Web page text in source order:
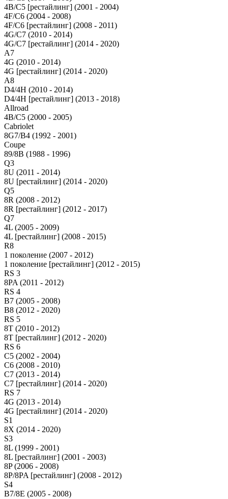
4B/C5 [рестайлинг] (2001 - 2004)
4F/C6 (2004 - 2008)
4F/C6 [рестайлинг] (2008 - 2011)
4G/C7 (2010 - 2014)
4G/C7 [рестайлинг] (2014 - 2020)
A7
4G (2010 - 2014)
4G [рестайлинг] (2014 - 2020)
A8
D4/4H (2010 - 2014)
D4/4H [рестайлинг] (2013 - 2018)
Allroad
4B/C5 (2000 - 2005)
Cabriolet
8G7/B4 (1992 - 2001)
Coupe
89/8B (1988 - 1996)
Q3
8U (2011 - 2014)
8U [рестайлинг] (2014 - 2020)
Q5
8R (2008 - 2012)
8R [рестайлинг] (2012 - 2017)
Q7
4L (2005 - 2009)
4L [рестайлинг] (2008 - 2015)
R8
1 поколение (2007 - 2012)
1 поколение [рестайлинг] (2012 - 2015)
RS 3
8PA (2011 - 2012)
RS 4
B7 (2005 - 2008)
B8 (2012 - 2020)
RS 5
8T (2010 - 2012)
8T [рестайлинг] (2012 - 2020)
RS 6
C5 (2002 - 2004)
C6 (2008 - 2010)
C7 (2013 - 2014)
C7 [рестайлинг] (2014 - 2020)
RS 7
4G (2013 - 2014)
4G [рестайлинг] (2014 - 2020)
S1
8X (2014 - 2020)
S3
8L (1999 - 2001)
8L [рестайлинг] (2001 - 2003)
8P (2006 - 2008)
8P/8PA [рестайлинг] (2008 - 2012)
S4
B7/8E (2005 - 2008)